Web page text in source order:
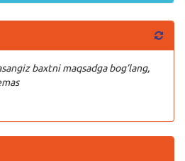
baxtni maqsadga bog’lang,